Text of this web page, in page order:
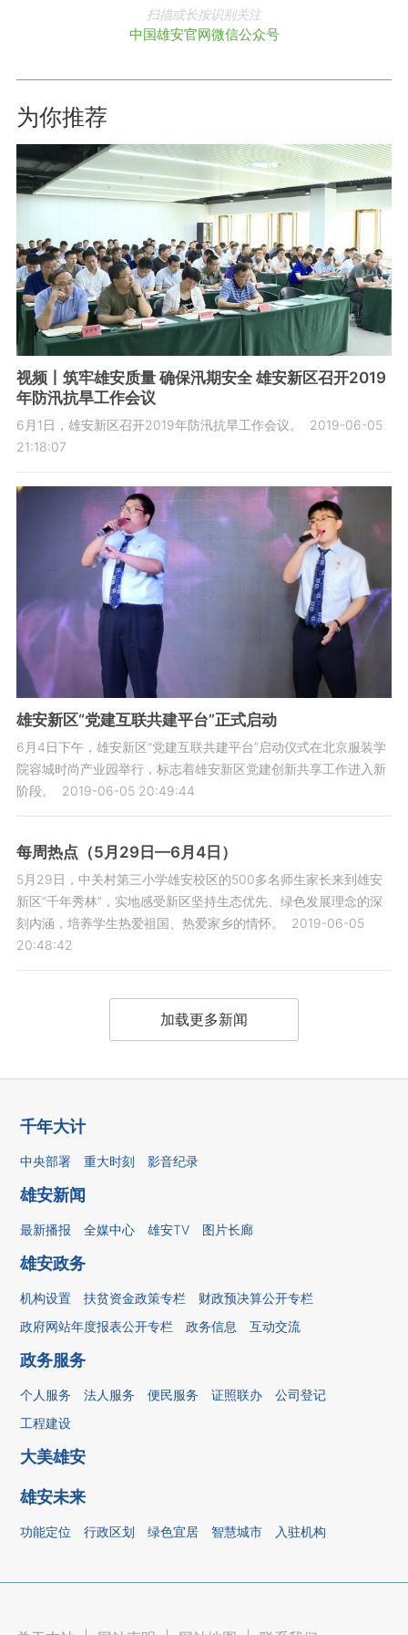
扫描或长按识别关注
中国雄安官网微信公众号
为你推荐
视频丨筑牢雄安质量 确保汛期安全 雄安新区召开2019
年防汛抗旱工作会议
6月1日，雄安新区召开2019年防汛抗旱工作会议。
2019-06-05
21:18:07
雄安新区“党建互联共建平台”正式启动
6月4日下午，雄安新区“党建互联共建平台”启动仪式在北京服装学
院容城时尚产业园举行，标志着雄安新区党建创新共享工作进入新
阶段。
2019-06-05 20:49:44
每周热点（5月29日—6月4日）
5月29日，中关村第三小学雄安校区的500多名师生家长来到雄安
新区“千年秀林”，实地感受新区坚持生态优先、绿色发展理念的深
刻内涵，培养学生热爱祖国、热爱家乡的情怀。
2019-06-05
20:48:42
加载更多新闻
千年大计
中央部署 重大时刻 影音纪录
雄安新闻
最新播报 全媒中心 雄安TV 图片长廊
雄安政务
机构设置 扶贫资金政策专栏
财政预决算公开专栏
政府网站年度报表公开专栏
政务信息 互动交流
政务服务
个人服务 法人服务 便民服务 证照联办
公司登记
工程建设
大美雄安
雄安未来
功能定位 行政区划 绿色宜居 智慧城市 入驻机构